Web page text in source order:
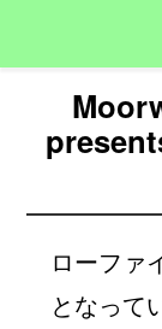
ローファ
となって